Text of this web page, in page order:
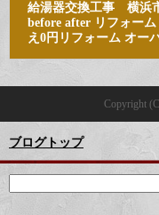
給湯器交換工事 横
before after リフォー
え0円リフォーム オー
Copyright
ブログトップ